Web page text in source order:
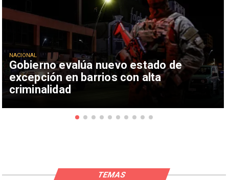
Gobierno evalúa nuevo estado de
excepción en barrios con alta
criminalidad
NACIONAL
TEMAS